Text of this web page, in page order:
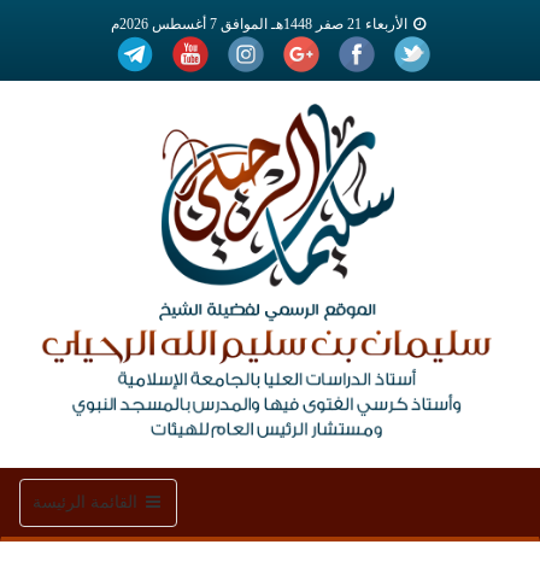
الأربعاء 21 صفر 1448هـ الموافق 7 أغسطس 2026م
Toggle
navigation
القائمة الرئيسة